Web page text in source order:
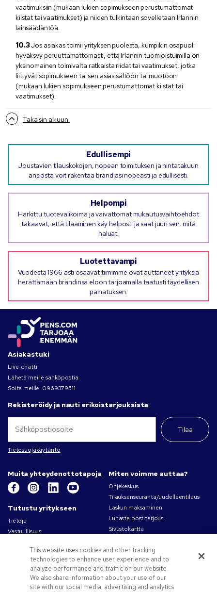
vaatimuksiin (mukaan lukien sopimukseen perustumattomat
kiistat tai vaatimukset) ja niiden tulkintaan sovelletaan Irlannin
lainsäädäntöä.
Jos asiakas toimii yrityksen puolesta, kumpikin osapuoli
hyväksyy peruuttamattomasti, että Irlannin tuomioistuimilla on
yksinomainen toimivalta ratkaista riidat tai vaatimukset, jotka
liittyvät sopimukseen tai sen asiasisältöön tai muotoon
(mukaan lukien sopimukseen perustumattomat kiistat tai
vaatimukset).
Takaisin alkuun.
Edullisempi
Joustavien tilauskokojen, nopean toimituksen ja hintatakuun
ansiosta voit rakentaa brändiäsi nopeasti ja edullisesti.
Helpompi
Harkittu tuotevalikoima ja vaivattomat mukautusvaihtoehdot
takaavat, että tilaaminen käy helposti ja saat juuri sen, mitä
haluat.
Luotettavampi
Vuodesta 1966 asti osaavat tiimimme ovat auttaneet yrityksiä
herättämään brändinsä eloon tarjoamalla taatusti täydellisen
painatuksen.
Asiakastuki
Live-chatti
Lähetä meille sähköpostia
Soita meille: 0969379511
Rekisteröidy ja nauti erikoistarjouksista
Tilaa
Tietosuojakäytäntö
Muita yhteydenottotapoja
Tutustu yritykseen
Tietoja
Vastuullisuus
Käyttöehdot
Myyntiehdot
Työpaikat – Pens.com
Miten voimme auttaa?
Ohjekeskus
Tilauksenseuranta/uudelleentilaus
Laskun maksaminen
Lunasta postitarjous
Sivustokartta
This website uses cookies and other tracking
technologies to enhance user experience and to
analyze performance and traffic on our website.
We also share information about your use of our
site with our social media, advertising and analytics